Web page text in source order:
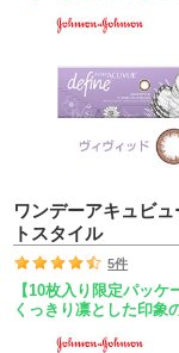
ワンデーアキュビ
トスタイル
5件
【10枚入り限定パッケ
くっきり凛とした印象